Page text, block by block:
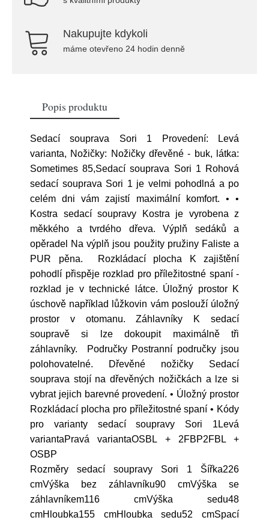
Nakupujte kdykoli
máme otevřeno 24 hodin denně
Popis produktu
Sedací souprava Sori 1 Provedení: Levá
varianta, Nožičky: Nožičky dřevěné - buk, látka:
Sometimes 85,Sedací souprava Sori 1 Rohová
sedací souprava Sori 1 je velmi pohodlná a po
celém dni vám zajistí maximální komfort. • •
Kostra sedací soupravy Kostra je vyrobena z
měkkého a tvrdého dřeva. Výplň sedáků a
opěradel Na výplň jsou použity pružiny Faliste a
PUR pěna. Rozkládací plocha K zajištění
pohodlí přispěje rozklad pro příležitostné spaní -
rozklad je v technické látce. Úložný prostor K
úschově například lůžkovin vám poslouží úložný
prostor v otomanu. Záhlavníky K sedací
soupravě si lze dokoupit maximálně tři
záhlavníky. Područky Postranní područky jsou
polohovatelné. Dřevěné nožičky Sedací
souprava stojí na dřevěných nožičkách a lze si
vybrat jejich barevné provedení. • Úložný prostor
Rozkládací plocha pro příležitostné spaní • Kódy
pro varianty sedací soupravy Sori 1Levá
variantaPravá variantaOSBL + 2FBP2FBL +
OSBP
Rozměry sedací soupravy Sori 1 Šířka226
cmVýška bez záhlavníku90 cmVýška se
záhlavníkem116 cmVýška sedu48
cmHloubka155 cmHloubka sedu52 cmSpací